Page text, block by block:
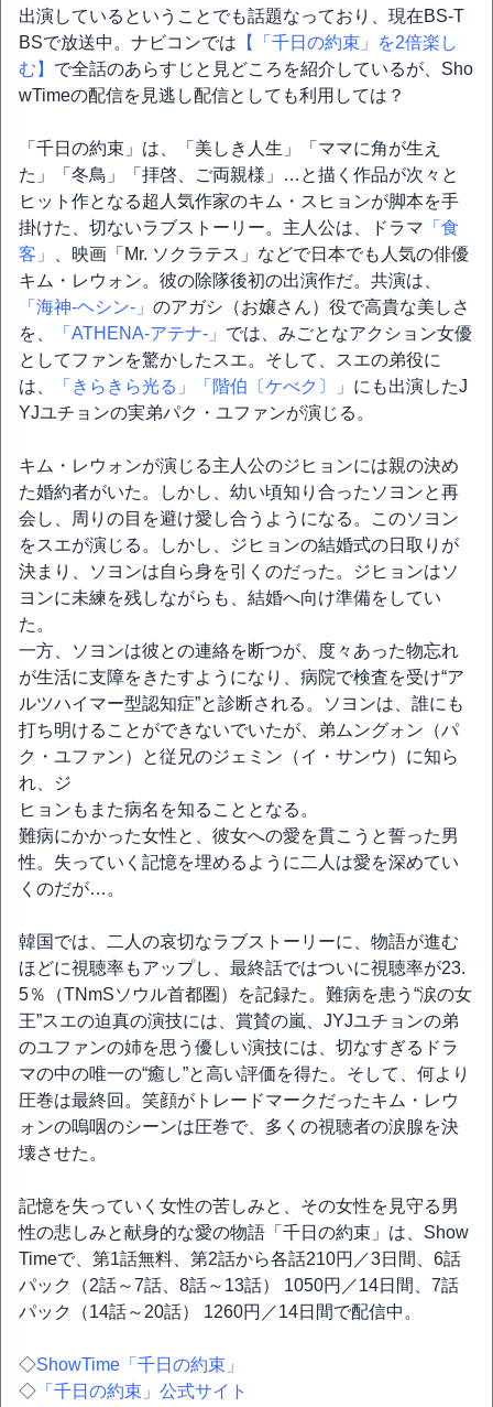
出演しているということでも話題なっており、現在BS-T
BSで放送中。ナビコンでは 【「千日の約束」を2倍楽し
む】 で全話のあらすじと見どころを紹介しているが、Sho
wTimeの配信を見逃し配信としても利用しては？
「千日の約束」は、「美しき人生」「ママに角が生え
た」「冬鳥」「拝啓、ご両親様」…と描く作品が次々と
ヒット作となる超人気作家のキム・スヒョンが脚本を手
掛けた、切ないラブストーリー。主人公は、ドラマ 「食
客」
、映画「Mr. ソクラテス」などで日本でも人気の俳優
キム・レウォン。彼の除隊後初の出演作だ。共演は、
「海神-ヘシン-」 のアガシ（お嬢さん）役で高貴な美しさ
を、
「ATHENA-アテナ-」 では、みごとなアクション女優
としてファンを驚かしたスエ。そして、スエの弟役に
は、
「きらきら光る」 「階伯〔ケべク〕」 にも出演したJ
YJユチョンの実弟パク・ユファンが演じる。
キム・レウォンが演じる主人公のジヒョンには親の決め
た婚約者がいた。しかし、幼い頃知り合ったソヨンと再
会し、周りの目を避け愛し合うようになる。このソヨン
をスエが演じる。しかし、ジヒョンの結婚式の日取りが
決まり、ソヨンは自ら身を引くのだった。ジヒョンはソ
ヨンに未練を残しながらも、結婚へ向け準備をしてい
た。
一方、ソヨンは彼との連絡を断つが、度々あった物忘れ
が生活に支障をきたすようになり、病院で検査を受け“ア
ルツハイマー型認知症”と診断される。ソヨンは、誰にも
打ち明けることができないでいたが、弟ムングォン（パ
ク・ユファン）と従兄のジェミン（イ・サンウ）に知ら
れ、ジ
ヒョンもまた病名を知ることとなる。
難病にかかった女性と、彼女への愛を貫こうと誓った男
性。失っていく記憶を埋めるように二人は愛を深めてい
くのだが…。
韓国では、二人の哀切なラブストーリーに、物語が進む
ほどに視聴率もアップし、最終話ではついに視聴率が23.
5％（TNmSソウル首都圏）を記録た。難病を患う“涙の女
王”スエの迫真の演技には、賞賛の嵐、JYJユチョンの弟
のユファンの姉を思う優しい演技には、切なすぎるドラ
マの中の唯一の“癒し”と高い評価を得た。そして、何より
圧巻は最終回。笑顔がトレードマークだったキム・レウ
ォンの嗚咽のシーンは圧巻で、多くの視聴者の涙腺を決
壊させた。
記憶を失っていく女性の苦しみと、その女性を見守る男
性の悲しみと献身的な愛の物語「千日の約束」は、Show
Timeで、第1話無料、第2話から各話210円／3日間、6話
パック（2話～7話、8話～13話） 1050円／14日間、7話
パック（14話～20話） 1260円／14日間で配信中。
◇ShowTime「千日の約束」
◇ 「千日の約束」公式サイト